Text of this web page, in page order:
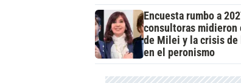
Encuesta rumbo a
consultoras midieron
de Milei y la crisis de
en el peronismo